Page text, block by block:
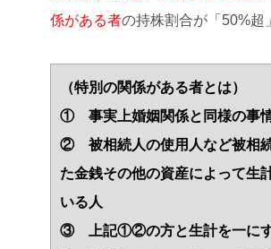
係がある者の持株割合が「50%超
（特別の関係がある者とは）
① 事実上婚姻関係と同様の事
② 被相続人の使用人など被相
た金銭その他の資産によって生
いる人
③ 上記①②の方と生計を一に